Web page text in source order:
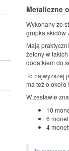
Metaliczne
Wykonany ze
grupka skidów
Mają
żetony w
dodatkiem do
To najwyższej
ma też o
W zestawie
10
6
4